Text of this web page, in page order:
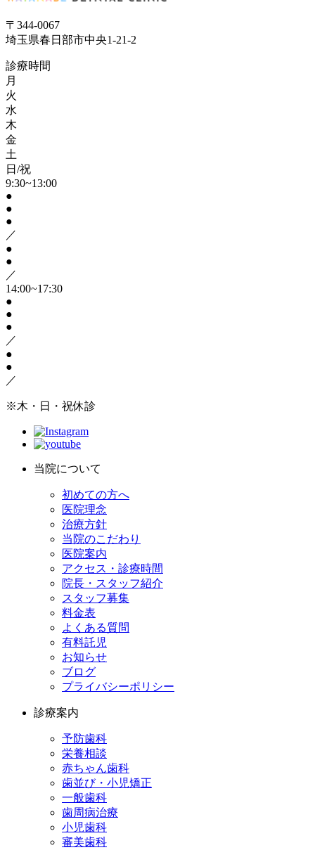
〒344-0067
埼玉県春日部市中央1-21-2
診療時間
月
火
水
木
金
土
日/祝
9:30~13:00
●
●
●
／
●
●
／
14:00~17:30
●
●
●
／
●
●
／
※木・日・祝休診
当院について
初めての方へ
医院理念
治療方針
当院のこだわり
医院案内
アクセス・診療時間
院長・スタッフ紹介
スタッフ募集
料金表
よくある質問
有料託児
お知らせ
ブログ
プライバシーポリシー
診療案内
予防歯科
栄養相談
赤ちゃん歯科
歯並び・小児矯正
一般歯科
歯周病治療
小児歯科
審美歯科